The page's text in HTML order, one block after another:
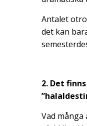
Antalet
det kan
2. Det
Vad